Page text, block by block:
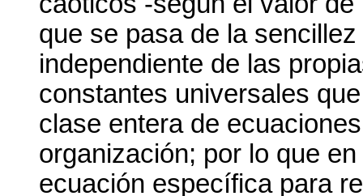
que se pasa de la
independiente de las
constantes universales
clase entera de
organización; por lo que
ecuación específica para